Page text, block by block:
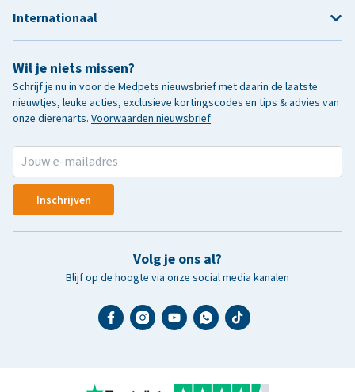
Wil je niets missen?
Schrijf je nu in voor de Medpets nieuwsbrief met daarin de laatste
nieuwtjes, leuke acties, exclusieve kortingscodes en tips & advies van
onze dierenarts. Voorwaarden nieuwsbrief
Inschrijven
Volg je ons al?
Blijf op de hoogte via onze social media kanalen
Internationaal